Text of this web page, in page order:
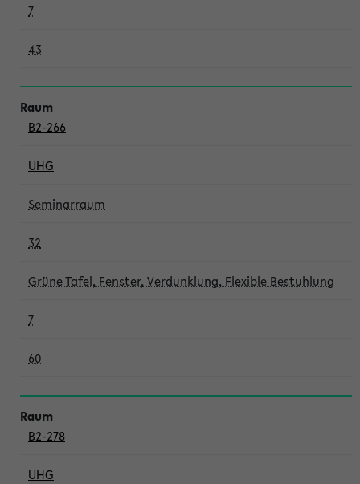
7
43
B2-266
UHG
Seminarraum
32
Grüne Tafel, Fenster, Verdunklung, Flexible Bestuhlung
7
60
B2-278
UHG